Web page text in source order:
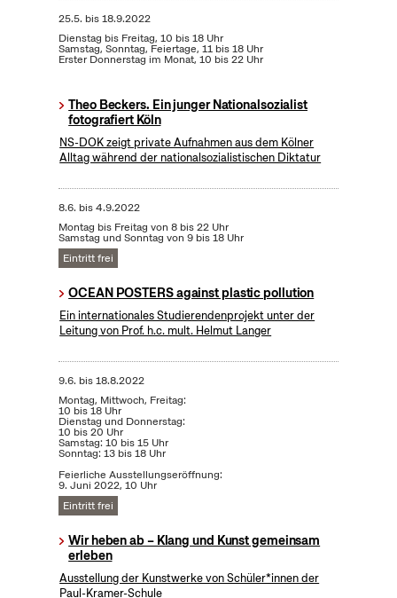
25.5. bis18.9.2022
Dienstag bis Freitag, 10 bis 18 Uhr
Samstag, Sonntag, Feiertage, 11 bis 18 Uhr
Erster Donnerstag im Monat, 10 bis 22 Uhr
Theo Beckers. Ein junger Nationalsozialist
fotografiert Köln
NS-DOK zeigt private Aufnahmen aus dem Kölner
Alltag während der nationalsozialistischen Diktatur
8.6. bis4.9.2022
Montag bis Freitag von 8 bis 22 Uhr
Samstag und Sonntag von 9 bis 18 Uhr
Eintritt frei
OCEAN POSTERS against plastic pollution
Ein internationales Studierendenprojekt unter der
Leitung von Prof. h.c. mult. Helmut Langer
9.6. bis18.8.2022
Montag, Mittwoch, Freitag:
10 bis 18 Uhr
Dienstag und Donnerstag:
10 bis 20 Uhr
Samstag: 10 bis 15 Uhr
Sonntag: 13 bis 18 Uhr
Feierliche Ausstellungseröffnung:
9. Juni 2022, 10 Uhr
Eintritt frei
Wir heben ab – Klang und Kunst gemeinsam
erleben
Ausstellung der Kunstwerke von Schüler*innen der
Paul-Kramer-Schule